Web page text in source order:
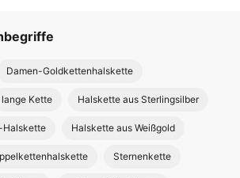
Damen-Goldkettenhalskette
lange Kette Halskette aus Sterlingsilber
Halskette Halskette aus Weißgold
Sternenkette